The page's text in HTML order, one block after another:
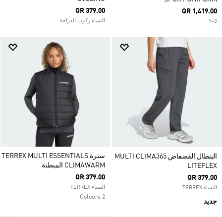
QR 1,419.00
Y-3
QR 379.00
النساء ركوب الدراجة
البنطال الفضفاض MULTI CLIMA365
LITEFLEX
QR 379.00
النساء TERREX
جديد
سترة TERREX MULTI ESSENTIALS
CLIMAWARM المبطنة
QR 379.00
النساء TERREX
2 Colours